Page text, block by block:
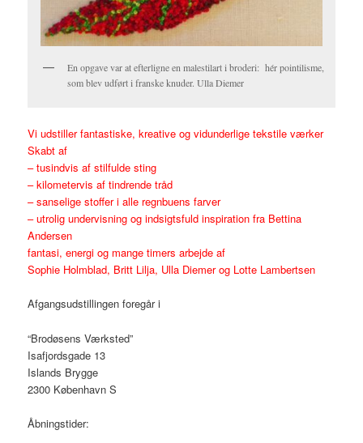
En opgave var at efterligne en malestilart i broderi: hér pointilisme,
som blev udført i franske knuder. Ulla Diemer
Vi udstiller fantastiske, kreative og vidunderlige tekstile værker
Skabt af
– tusindvis af stilfulde sting
– kilometervis af tindrende tråd
– sanselige stoffer i alle regnbuens farver
– utrolig undervisning og indsigtsfuld inspiration fra Bettina
Andersen
fantasi, energi og mange timers arbejde af
Sophie Holmblad, Britt Lilja, Ulla Diemer og Lotte Lambertsen
Afgangsudstillingen foregår i
“Brodøsens Værksted”
Isafjordsgade 13
Islands Brygge
2300 København S
Åbningstider: